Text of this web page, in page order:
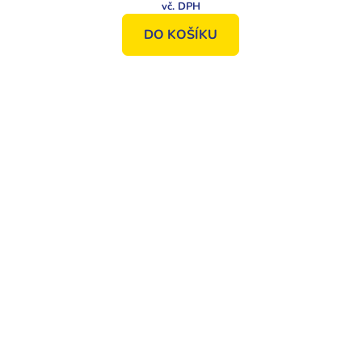
DO KOŠÍKU